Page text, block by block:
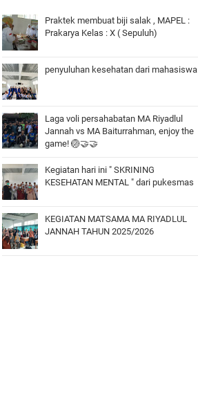
Praktek membuat biji salak , MAPEL :
Prakarya Kelas : X ( Sepuluh)
penyuluhan kesehatan dari mahasiswa
Laga voli persahabatan MA Riyadlul
Jannah vs MA Baiturrahman, enjoy the
game! 🏐🤝🤝
Kegiatan hari ini " SKRINING
KESEHATAN MENTAL " dari pukesmas
KEGIATAN MATSAMA MA RIYADLUL
JANNAH TAHUN 2025/2026